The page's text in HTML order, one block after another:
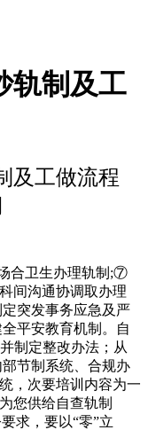
轨制及工
及工做流程
合卫生办理轨制;⑦
间沟通协调取办理
突发事务应急及严
平安教育机制。自
制定整改办法；从
节制系统、合规办
，次要培训内容为一
您供给自查轨制
求，要以“零”立